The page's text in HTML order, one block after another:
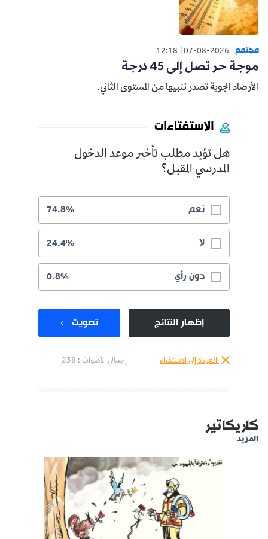
مجتمع 07-08-2026
12:18
موجة حر تصل إلى 45 درجة
الأرصاد الجوية تصدر تنبيها من المستوى الثاني.
الاستفتاءات
هل تؤيد مطلب تأخير موعد الدخول
المدرسي المقبل؟
نعم 74.8%
لا 24.4%
دون رأي 0.8%
إظهار النتائج تصويت
العودة إلى الاستفتاء إجمالي الأصوات : 238
كاريكاتير
المزيد